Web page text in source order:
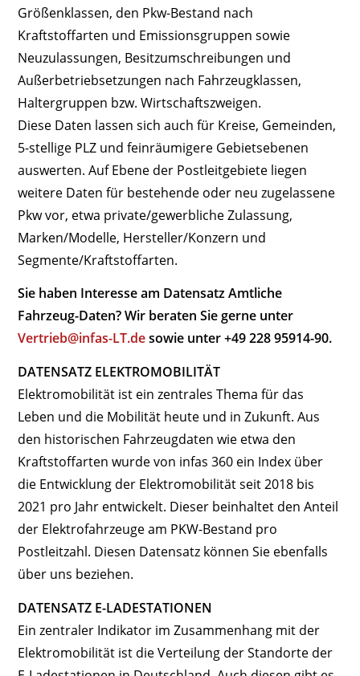
Größenklassen, den Pkw-Bestand nach
Kraftstoffarten und Emissionsgruppen sowie
Neuzulassungen, Besitzumschreibungen und
Außerbetriebsetzungen nach Fahrzeugklassen,
Haltergruppen bzw. Wirtschaftszweigen.
Diese Daten lassen sich auch für Kreise, Gemeinden,
5-stellige PLZ und feinräumigere Gebietsebenen
auswerten. Auf Ebene der Postleitgebiete liegen
weitere Daten für bestehende oder neu zugelassene
Pkw vor, etwa private/gewerbliche Zulassung,
Marken/Modelle, Hersteller/Konzern und
Segmente/Kraftstoffarten.
Sie haben Interesse am Datensatz Amtliche
Fahrzeug-Daten? Wir beraten Sie gerne unter
Vertrieb@infas-LT.desowie unter +49 228 95914-90.
DATENSATZ ELEKTROMOBILITÄT
Elektromobilität ist ein zentrales Thema für das
Leben und die Mobilität heute und in Zukunft. Aus
den historischen Fahrzeugdaten wie etwa den
Kraftstoffarten wurde von infas 360 ein Index über
die Entwicklung der Elektromobilität seit 2018 bis
2021 pro Jahr entwickelt. Dieser beinhaltet den Anteil
der Elektrofahrzeuge am PKW-Bestand pro
Postleitzahl. Diesen Datensatz können Sie ebenfalls
über uns beziehen.
DATENSATZ E-LADESTATIONEN
Ein zentraler Indikator im Zusammenhang mit der
Elektromobilität ist die Verteilung der Standorte der